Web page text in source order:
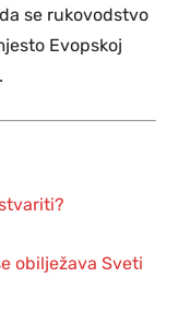
se rukovodstvo
Evopskoj
obilježava Sveti